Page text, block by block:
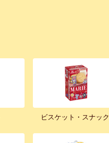
ビスケット・スナック